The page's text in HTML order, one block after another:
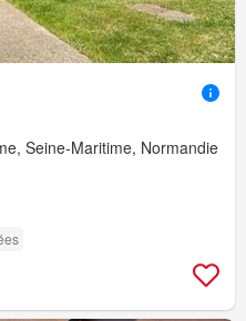
Seine-Maritime, Normandie